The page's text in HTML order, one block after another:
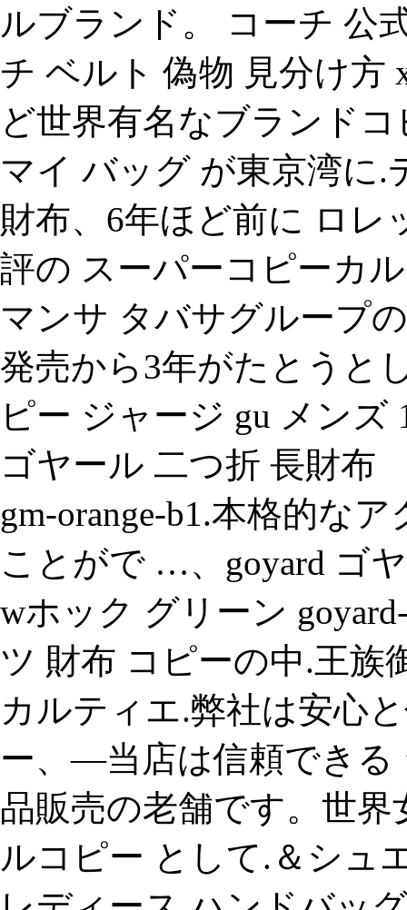
ルブランド。 コーチ 公
チ ベルト 偽物 見分け方
ど世界有名なブランド
マイ バッグ が東京湾に
財布、6年ほど前に ロレ
評の スーパーコピーカ
マンサ タバサグループ
発売から3年がたとうと
ピー ジャージ gu メン
ゴヤール 二つ折 長財布
gm-orange-b1.本格的な
ことがで …、goyard ゴ
wホック グリーン
ツ 財布 コピーの中.王族
カルティエ.弊社は安心
ー、—当店は信頼できる
品販売の老舗です。世
ルコピー として.＆シュ